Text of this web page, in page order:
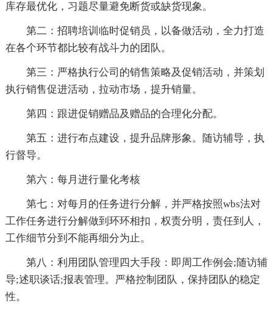
库存最优化，习题尽量避免断货或缺货现象。
第二：招聘培训临时促销员，以备做活动，全力打造
在各个环节都比较有战斗力的团队。
第三：严格执行公司的销售策略及促销活动，并策划
执行销售促进活动，拉动市场，提升销量。
第四：跟进促销赠品及赠品的合理化分配。
第五：进行布点建设，提升品牌形象。随访辅导，执
行督导。
第六：每月进行量化考核
第七：对每月的任务进行分解，并严格按照wbs法对
工作任务进行分解做到环环相扣，权责分明，责任到人，
工作细节分到不能再细分为止。
第八：利用团队管理四大手段：即周工作例会;随访辅
导;述职谈话;报表管理。严格控制团队，保持团队的稳定
性。